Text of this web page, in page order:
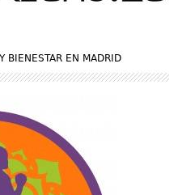
BIENESTAR EN MADRID